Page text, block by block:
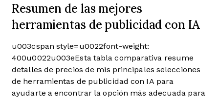
Resumen de las mejores
herramientas de publicidad con IA
u003cspan style=u0022font-weight:
400u0022u003eEsta tabla comparativa resume
detalles de precios de mis principales selecciones
de herramientas de publicidad con IA para
ayudarte a encontrar la opción más adecuada para